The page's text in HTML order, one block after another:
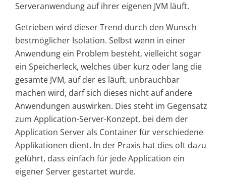
Serveranwendung auf ihrer eigenen JVM läuft.
Getrieben wird dieser Trend durch den Wunsch
bestmöglicher Isolation. Selbst wenn in einer
Anwendung ein Problem besteht, vielleicht sogar
ein Speicherleck, welches über kurz oder lang die
gesamte JVM, auf der es läuft, unbrauchbar
machen wird, darf sich dieses nicht auf andere
Anwendungen auswirken. Dies steht im Gegensatz
zum Application-Server-Konzept, bei dem der
Application Server als Container für verschiedene
Applikationen dient. In der Praxis hat dies oft dazu
geführt, dass einfach für jede Application ein
eigener Server gestartet wurde.